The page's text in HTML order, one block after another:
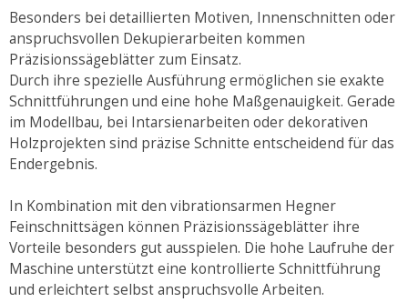
Besonders bei detaillierten Motiven, Innenschnitten oder
anspruchsvollen Dekupierarbeiten kommen
Präzisionssägeblätter zum Einsatz.
Durch ihre spezielle Ausführung ermöglichen sie exakte
Schnittführungen und eine hohe Maßgenauigkeit. Gerade
im Modellbau, bei Intarsienarbeiten oder dekorativen
Holzprojekten sind präzise Schnitte entscheidend für das
Endergebnis.
In Kombination mit den vibrationsarmen Hegner
Feinschnittsägen können Präzisionssägeblätter ihre
Vorteile besonders gut ausspielen. Die hohe Laufruhe der
Maschine unterstützt eine kontrollierte Schnittführung
und erleichtert selbst anspruchsvolle Arbeiten.